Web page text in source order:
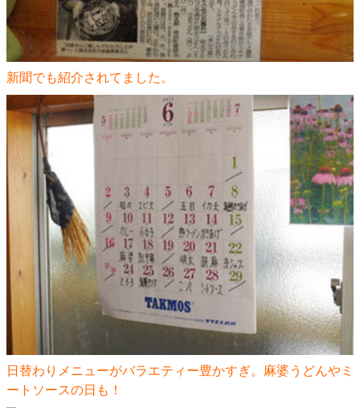
新聞でも紹介されてました。
日替わりメニューがバラエティー豊かすぎ。麻婆うどんやミ
ートソースの日も！